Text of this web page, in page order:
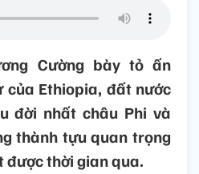
Cường bày tỏ ấn
Ethiopia, đất nước
đời nhất châu Phi và
thành tựu quan trọng
được thời gian qua.